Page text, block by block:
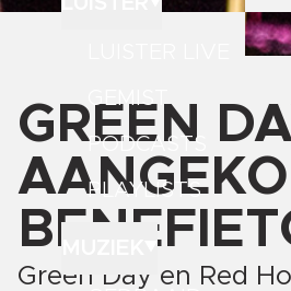
PODCASTS
PLAYLISTS
GREEN
Green Day en Red